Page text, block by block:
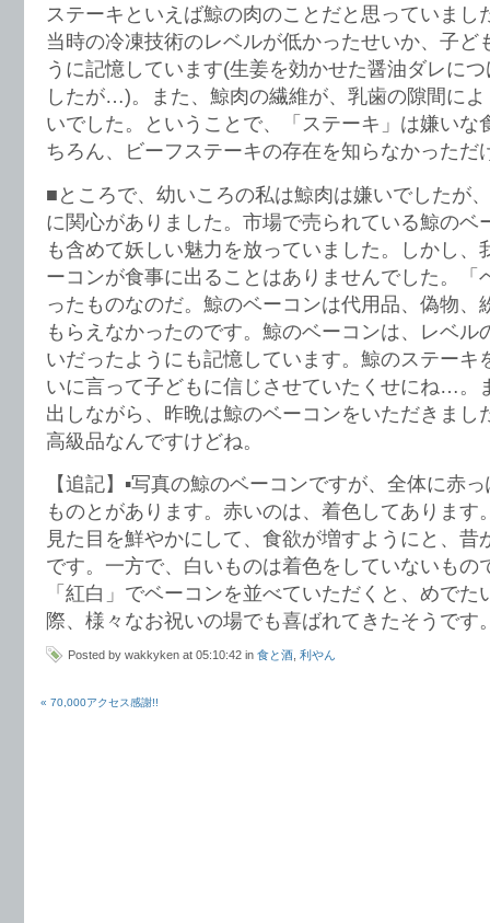
ステーキといえば鯨の肉のことだと思っていまし
当時の冷凍技術のレベルが低かったせいか、子ど
うに記憶しています(生姜を効かせた醤油ダレに
したが…)。また、鯨肉の繊維が、乳歯の隙間に
いでした。ということで、「ステーキ」は嫌いな
ちろん、ビーフステーキの存在を知らなかっただ
■ところで、幼いころの私は鯨肉は嫌いでしたが
に関心がありました。市場で売られている鯨のベ
も含めて妖しい魅力を放っていました。しかし、
ーコンが食事に出ることはありませんでした。「
ったものなのだ。鯨のベーコンは代用品、偽物、
もらえなかったのです。鯨のベーコンは、レベ
いだったようにも記憶しています。鯨のステーキ
いに言って子どもに信じさせていたくせにね…。
出しながら、昨晩は鯨のベーコンをいただきまし
高級品なんですけどね。
【追記】▪︎写真の鯨のベーコンですが、全体に赤
ものとがあります。赤いのは、着色してあります
見た目を鮮やかにして、食欲が増すようにと、昔
です。一方で、白いものは着色をしていないもの
「紅白」でベーコンを並べていただくと、めで
際、様々なお祝いの場でも喜ばれてきたそうです
Posted by wakkyken at 05:10:42 in 食と酒 利やん
« 70,000アクセス感謝!!